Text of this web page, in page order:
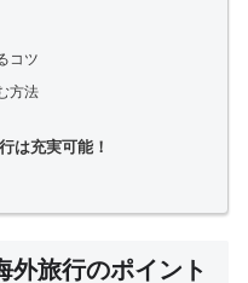
コツ
方法
は充実可能！
外旅行のポイント